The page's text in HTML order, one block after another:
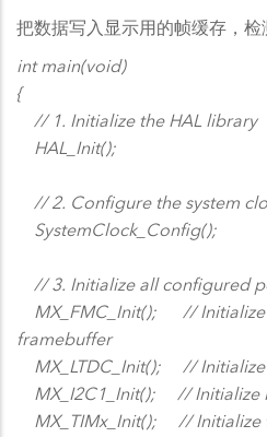
把数据写入显示用的帧缓存，检
int main(void)
{
// 1. Initialize the HAL library
HAL_Init();
// 2. Configure the system
SystemClock_Config();
// 3. Initialize all configured
MX_FMC_Init(); // Initialize
framebuffer
MX_LTDC_Init(); // Initialize
MX_I2C1_Init(); // Initialize
MX_TIMx_Init(); // Initialize